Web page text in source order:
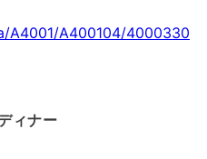
A4001/A400104/4000330
ィナー